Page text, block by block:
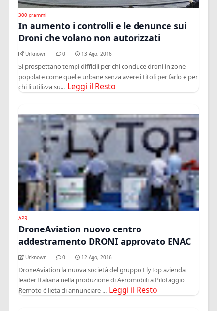
300 grammi
In aumento i controlli e le denunce sui
Droni che volano non autorizzati
Unknown 0 13 Ago, 2016
Si prospettano tempi difficili per chi conduce droni in zone
popolate come quelle urbane senza avere i titoli per farlo e per
chi li utilizza su... Leggi il Resto
APR
DroneAviation nuovo centro
addestramento DRONI approvato ENAC
Unknown 0 12 Ago, 2016
DroneAviation la nuova società del gruppo FlyTop azienda
leader Italiana nella produzione di Aeromobili a Pilotaggio
Remoto è lieta di annunciare ... Leggi il Resto